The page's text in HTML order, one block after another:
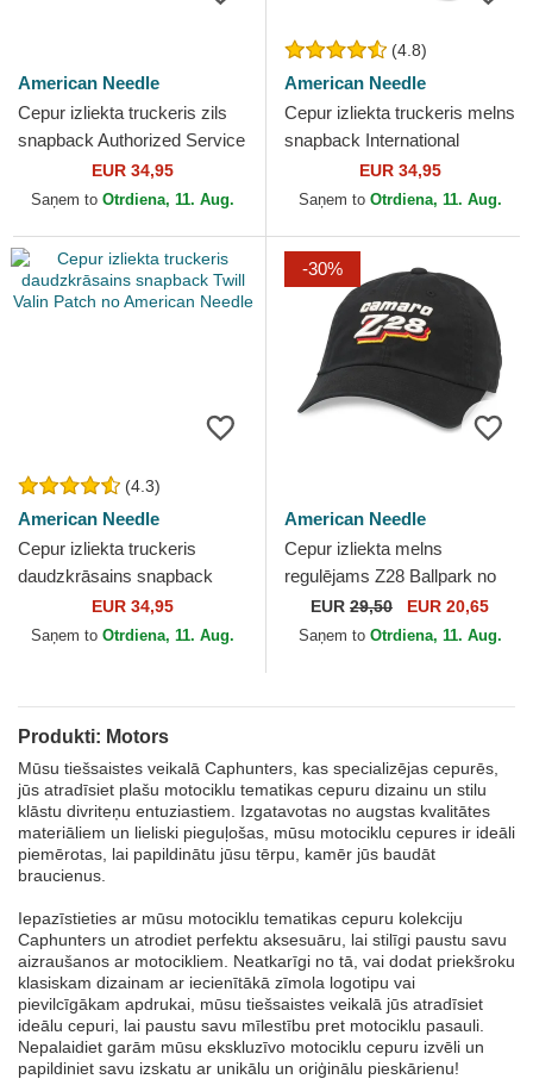
American Needle
Cepur izliekta truckeris zils
snapback Authorized Service
Valin no American Needle
EUR 34,95
Saņem to Otrdiena, 11. Aug.
(4.8)
American Needle
Cepur izliekta truckeris melns
snapback International
Speedway Tri Color no
American Needle
EUR 34,95
Saņem to Otrdiena, 11. Aug.
(4.3)
American Needle
Cepur izliekta truckeris
daudzkrāsains snapback
Twill Valin Patch no American
Needle
EUR 34,95
Saņem to Otrdiena, 11. Aug.
-30%
American Needle
Cepur izliekta melns
regulējams Z28 Ballpark no
American Needle
EUR 29,50 EUR 20,65
Saņem to Otrdiena, 11. Aug.
Produkti: Motors
Mūsu tiešsaistes veikalā Caphunters, kas specializējas cepurēs,
jūs atradīsiet plašu motociklu tematikas cepuru dizainu un stilu
klāstu divriteņu entuziastiem. Izgatavotas no augstas kvalitātes
materiāliem un lieliski pieguļošas, mūsu motociklu cepures ir ideāli
piemērotas, lai papildinātu jūsu tērpu, kamēr jūs baudāt
braucienus.
Iepazīstieties ar mūsu motociklu tematikas cepuru kolekciju
Caphunters un atrodiet perfektu aksesuāru, lai stilīgi paustu savu
aizraušanos ar motocikliem. Neatkarīgi no tā, vai dodat priekšroku
klasiskam dizainam ar iecienītākā zīmola logotipu vai
pievilcīgākam apdrukai, mūsu tiešsaistes veikalā jūs atradīsiet
ideālu cepuri, lai paustu savu mīlestību pret motociklu pasauli.
Nepalaidiet garām mūsu ekskluzīvo motociklu cepuru izvēli un
papildiniet savu izskatu ar unikālu un oriģinālu pieskārienu!